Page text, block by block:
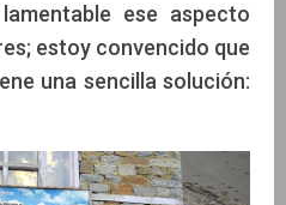
ese aspecto
estoy convencido que
una sencilla solución: